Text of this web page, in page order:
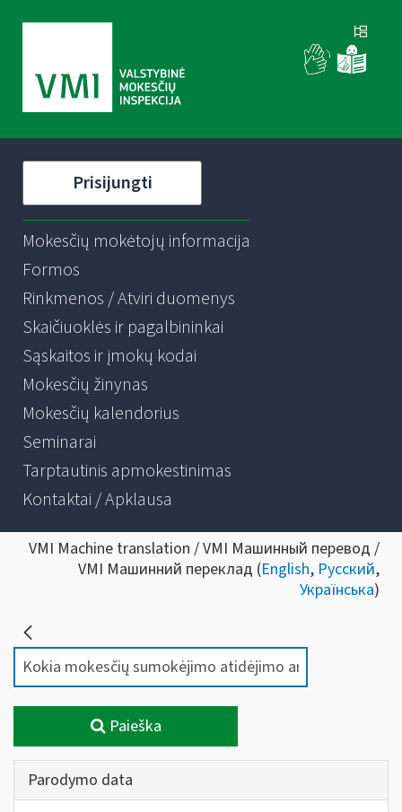
Prisijungti
Mokesčių mokėtojų informacija
Formos
Rinkmenos / Atviri duomenys
Skaičiuoklės ir pagalbininkai
Sąskaitos ir įmokų kodai
Mokesčių žinynas
Mokesčių kalendorius
Seminarai
Tarptautinis apmokestinimas
Kontaktai / Apklausa
VMI Machine translation / VMI Машинный перевод /
VMI Машинний переклад (English, Русский,
Українська)
Paieška
Parodymo data